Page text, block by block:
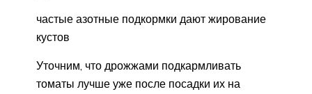
частые азотные подкормки дают жирование
кустов
Уточним, что дрожжами подкармливать
томаты лучше уже после посадки их на